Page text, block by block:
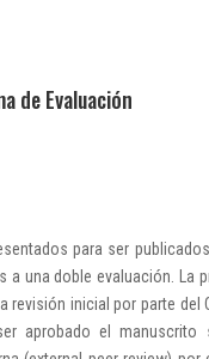
de Evaluación
para ser
a una doble evaluación. La
revisión inicial por parte del
aprobado el manuscrito